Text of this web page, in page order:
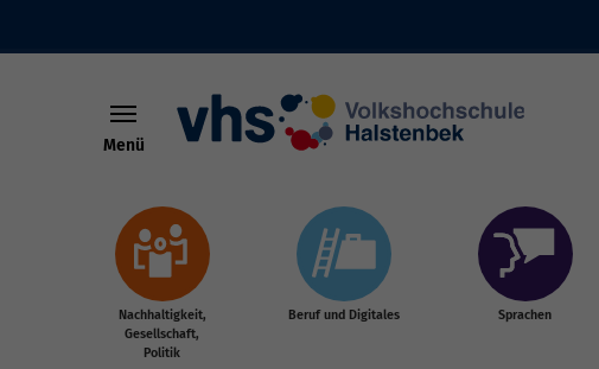
Menü
Nachhaltigkeit,
Gesellschaft,
Politik
Beruf und Digitales Sprachen